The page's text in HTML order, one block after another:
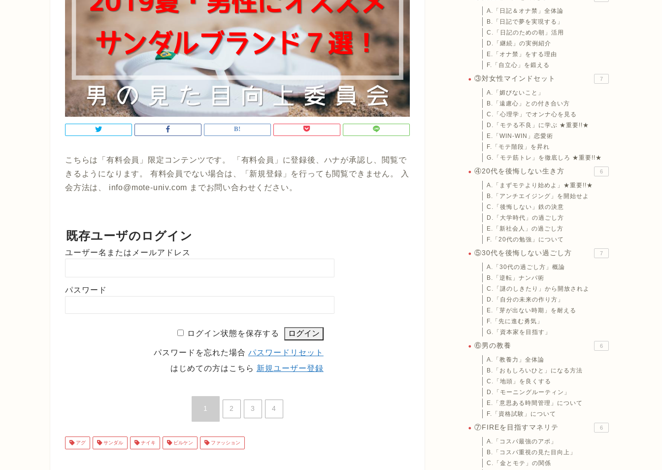
こちらは「有料会員」限定コンテンツです。 「有料会員」に登録後、ハナが承認し、閲覧で
きるようになります。 有料会員でない場合は、「新規登録」を行っても閲覧できません。 入
会方法は、 info@mote-univ.com までお問い合わせください。
既存ユーザのログイン
ユーザー名またはメールアドレス
パスワード
ログイン状態を保存する
パスワードを忘れた場合 パスワードリセット
はじめての方はこちら 新規ユーザー登録
1 2 3 4
アグ サンダル ナイキ ビルケン ファッション
A.「日記＆オナ禁」全体論
B.「日記で夢を実現する」
C.「日記のための朝」活用
D.「継続」の実例紹介
E.「オナ禁」をする理由
F.「自立心」を鍛える
③対女性マインドセット 7
A.「媚びないこと」
B.「遠慮心」との付き合い方
C.「心理学」でオンナ心を見る
D.「モテる不良」に学ぶ ★重要!!★
E.「WIN-WIN」恋愛術
F.「モテ階段」を昇れ
G.「モテ筋トレ」を徹底しろ ★重要!!★
④20代を後悔しない生き方 6
A.「まずモテより始めよ」★重要!!★
B.「アンチエイジング」を開始せよ
C.「後悔しない」鉄の決意
D.「大学時代」の過ごし方
E.「新社会人」の過ごし方
F.「20代の勉強」について
⑤30代を後悔しない過ごし方 7
A.「30代の過ごし方」概論
B.「逆転」ナンパ術
C.「謎のしきたり」から開放されよ
D.「自分の未来の作り方」
E.「芽が出ない時期」を耐える
F.「先に進む勇気」
G.「資本家を目指す」
⑥男の教養 6
A.「教養力」全体論
B.「おもしろいひと」になる方法
C.「地頭」を良くする
D.「モーニングルーティン」
E.「意思ある時間管理」について
F.「資格試験」について
⑦FIREを目指すマネリテ 6
A.「コスパ最強のアポ」
B.「コスパ重視の見た目向上」
C.「金とモテ」の関係